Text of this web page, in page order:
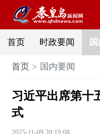
首页 时政要闻
首页 国内要闻
习近平出席第十
式
2025-11-09 20:19:08